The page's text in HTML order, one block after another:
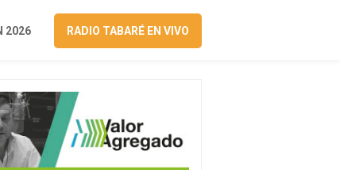
2026 RADIO TABARÉ EN VIVO